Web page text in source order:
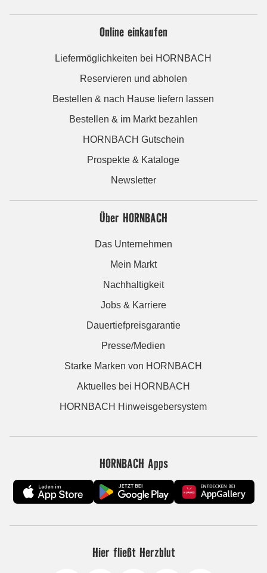
Online einkaufen
Liefermöglichkeiten bei HORNBACH
Reservieren und abholen
Bestellen & nach Hause liefern lassen
Bestellen & im Markt bezahlen
HORNBACH Gutschein
Prospekte & Kataloge
Newsletter
Über HORNBACH
Das Unternehmen
Mein Markt
Nachhaltigkeit
Jobs & Karriere
Dauertiefpreisgarantie
Presse/Medien
Starke Marken von HORNBACH
Aktuelles bei HORNBACH
HORNBACH Hinweisgebersystem
HORNBACH Apps
Hier fließt Herzblut